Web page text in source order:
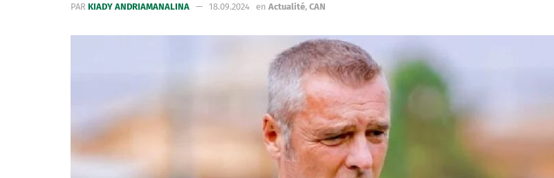
PAR KIADY ANDRIAMANALINA 18.09.2024 en Actualité, CAN